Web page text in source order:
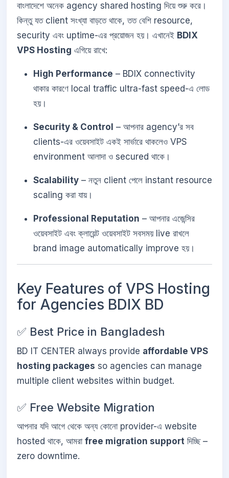
বাংলাদেশে অনেক agency shared hosting দিয়ে শুরু করে।
কিন্তু যত client সংখ্যা বাড়তে থাকে, তত বেশি resource,
security এবং uptime-এর প্রয়োজন হয়। এখানেই BDIX
VPS Hosting এগিয়ে রাখে:
High Performance – BDIX connectivity
থাকার কারণে local traffic ultra-fast speed-এ লোড
হয়।
Security & Control – আপনার agency’র সব
clients-এর ওয়েবসাইট একই সার্ভারে থাকলেও VPS
environment আলাদা ও secured থাকে।
Scalability – নতুন client পেলে instant resource
scaling করা যায়।
Professional Reputation – আপনার এজেন্সির
ওয়েবসাইট এবং ক্লায়েন্ট ওয়েবসাইট সবসময় live রাখলে
brand image automatically improve হয়।
Key Features of VPS Hosting
for Agencies BDIX BD
✅ Best Price in Bangladesh
BD IT CENTER always provide affordable VPS
hosting packages so agencies can manage
multiple client websites within budget.
✅ Free Website Migration
আপনার যদি আগে থেকে অন্য কোনো provider-এ website
hosted থাকে, আমরা free migration support দিচ্ছি –
zero downtime.